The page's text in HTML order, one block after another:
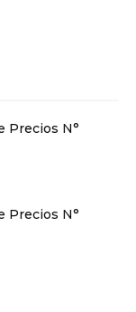
Precios N°
Precios N°